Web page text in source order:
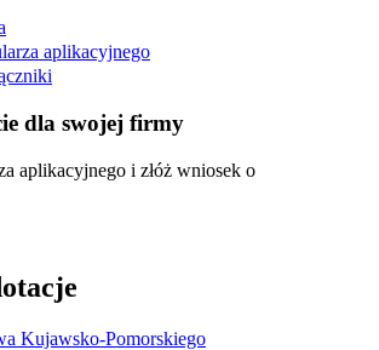
aplikacyjnego
dla swojej firmy
aplikacyjnego i złóż wniosek o
Kujawsko-Pomorskiego